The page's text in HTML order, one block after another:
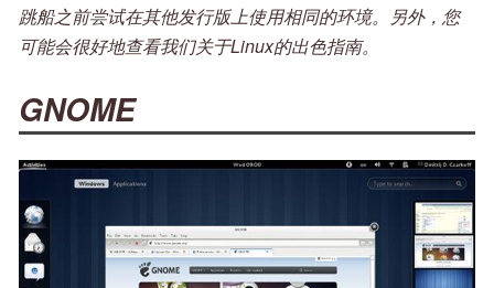
跳船之前尝试在其他发行版上使用相同的环境。另外，您
可能会很好地查看我们关于Linux的出色指南。
GNOME